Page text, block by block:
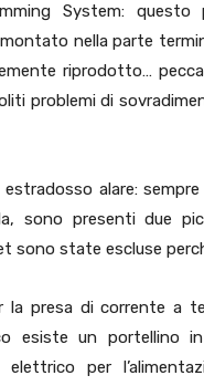
System:
nella parte
riprodotto…
problemi di
estradosso alare:
sono presenti due
sono state escluse
la presa di corrente a
esiste un portellino
elettrico per